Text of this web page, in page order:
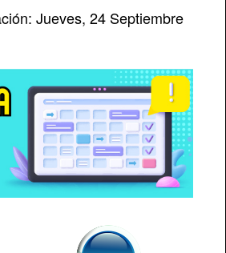
Jueves, 24 Septiembre